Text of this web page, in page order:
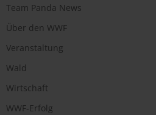
Team Panda News
Über den WWF
Veranstaltung
Wald
Wirtschaft
WWF-Erfolg